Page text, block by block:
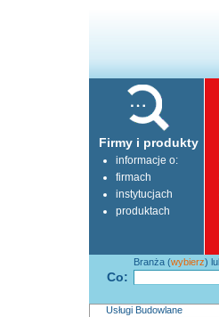
Firmy i produkty
informacje o:
firmach
instytucjach
produktach
Co:
Branża (wybierz)
Usługi Budowlane